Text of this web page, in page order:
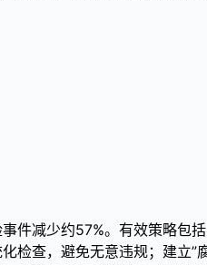
件减少约57%。有效策略包
检查，避免无意违规；建立”